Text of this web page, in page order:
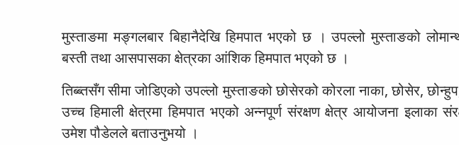
मुस्ताङमा मङ्गलबार बिहानैदेखि हिमपात भएको छ । उपल्लो मुस्ताङको
बस्ती तथा आसपासका क्षेत्रका आंशिक हिमपात भएको छ ।
तिब्ब्तसँग सीमा जोडिएको उपल्लो मुस्ताङको छोसेरको कोरला नाका, छोसेर,
उच्च हिमाली क्षेत्रमा हिमपात भएको अन्नपूर्ण संरक्षण क्षेत्र आयोजना इलाका
उमेश पौडेलले बताउनुभयो ।